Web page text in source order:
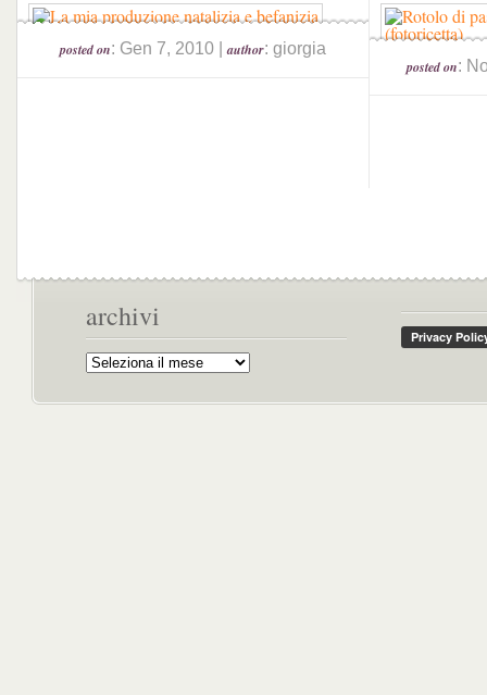
posted on: Gen 7, 2010 |author: giorgia
posted on:
archivi
Archivi